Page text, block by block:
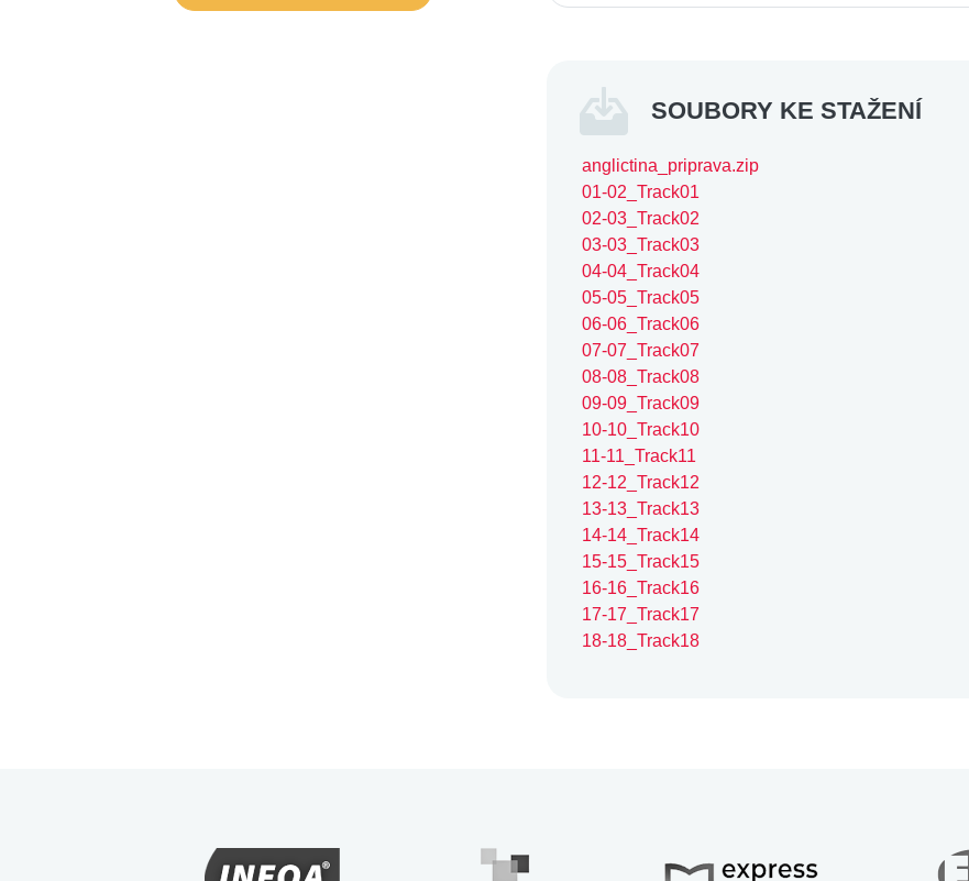
SOUBORY KE STAŽENÍ
anglictina_priprava.zip
01-02_Track01
02-03_Track02
03-03_Track03
04-04_Track04
05-05_Track05
06-06_Track06
07-07_Track07
08-08_Track08
09-09_Track09
10-10_Track10
11-11_Track11
12-12_Track12
13-13_Track13
14-14_Track14
15-15_Track15
16-16_Track16
17-17_Track17
18-18_Track18